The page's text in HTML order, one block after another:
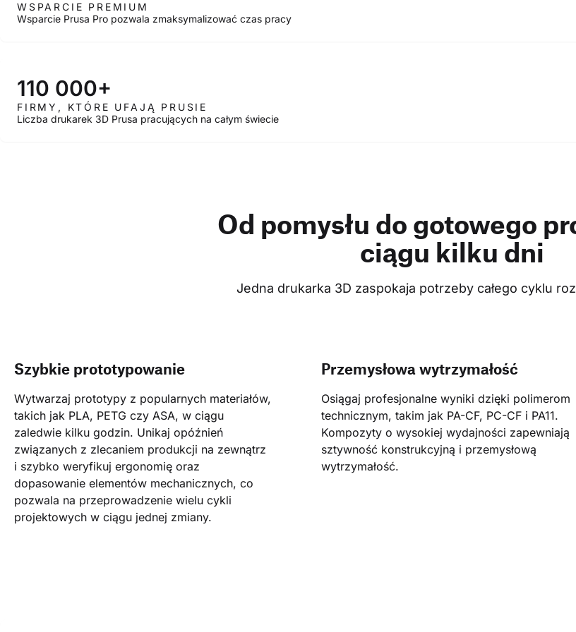
WSPARCIE PREMIUM
Wsparcie Prusa Pro pozwala zmaksymalizować czas pracy
110 000+
FIRMY, KTÓRE UFAJĄ PRUSIE
Liczba drukarek 3D Prusa pracujących na całym świecie
Od pomysłu do gotowego
ciągu kilku dni
Jedna drukarka 3D zaspokaja potrzeby całego cyklu
Szybkie prototypowanie
Wytwarzaj prototypy z popularnych materiałów,
takich jak PLA, PETG czy ASA, w ciągu
zaledwie kilku godzin. Unikaj opóźnień
związanych z zlecaniem produkcji na zewnątrz
i szybko weryfikuj ergonomię oraz
dopasowanie elementów mechanicznych, co
pozwala na przeprowadzenie wielu cykli
projektowych w ciągu jednej zmiany.
Przemysłowa wytrzymałość
Osiągaj profesjonalne wyniki dzięki polimerom
technicznym, takim jak PA-CF, PC-CF i PA11.
Kompozyty o wysokiej wydajności zapewniają
sztywność konstrukcyjną i przemysłową
wytrzymałość.